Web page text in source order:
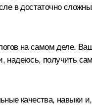
в достаточно
на самом деле.
надеюсь, получить
качества, навыки